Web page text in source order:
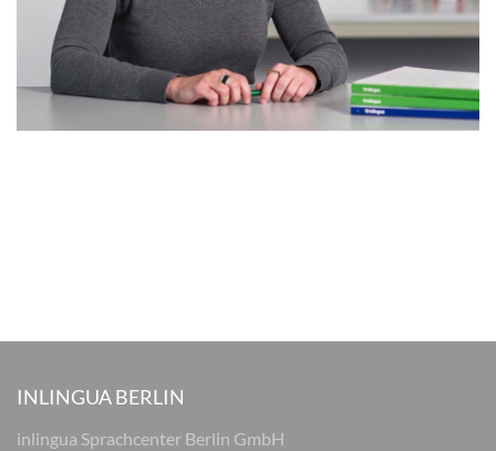
INLINGUA BERLIN
inlingua Sprachcenter Berlin GmbH